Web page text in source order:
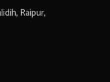
Raipur,